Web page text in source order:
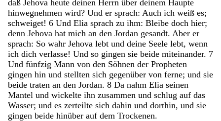
daß Jehova heute deinen Herrn über deinem Haupte
hinwegnehmen wird? Und er sprach: Auch ich weiß es;
schweiget! 6 Und Elia sprach zu ihm: Bleibe doch hier;
denn Jehova hat mich an den Jordan gesandt. Aber er
sprach: So wahr Jehova lebt und deine Seele lebt, wenn
ich dich verlasse! Und so gingen sie beide miteinander. 7
Und fünfzig Mann von den Söhnen der Propheten
gingen hin und stellten sich gegenüber von ferne; und sie
beide traten an den Jordan. 8 Da nahm Elia seinen
Mantel und wickelte ihn zusammen und schlug auf das
Wasser; und es zerteilte sich dahin und dorthin, und sie
gingen beide hinüber auf dem Trockenen.